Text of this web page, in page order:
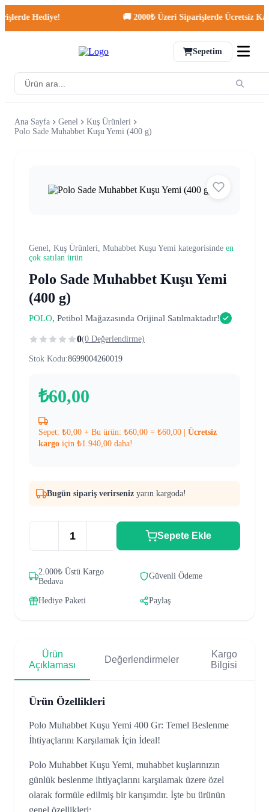
Hediye! 🚚 2000₺ Üzeri Siparişlerde Ücretsiz Kargo!
Sepetim
Ana Sayfa Genel
Kuş Ürünleri
Polo Sade Muhabbet Kuşu Yemi (400 g)
Genel, Kuş Ürünleri, Muhabbet Kuşu Yemi kategorisinde en
çok satılan ürün
Polo Sade Muhabbet Kuşu Yemi
(400 g)
POLO, Petibol Mağazasında Orijinal Satılmaktadır!
0(0 Değerlendirme)
Stok Kodu:8699004260019
₺60,00
Sepet: ₺0,00 + Bu ürün: ₺60,00 = ₺60,00
Ücretsiz
kargo için ₺1.940,00 daha!
Bugün sipariş verirseniz yarın kargoda!
Sepete Ekle
2.000₺ Üstü Kargo
Bedava
Güvenli Ödeme
Hediye Paketi Paylaş
Ürün
Açıklaması
Değerlendirmeler
Kargo
Bilgisi
Ürün Özellikleri
Polo Muhabbet Kuşu Yemi 400 Gr: Temel Beslenme
İhtiyaçlarını Karşılamak İçin İdeal!
Polo Muhabbet Kuşu Yemi, muhabbet kuşlarınızın
günlük beslenme ihtiyaçlarını karşılamak üzere özel
olarak formüle edilmiş bir karışımdır. İşte bu ürünün
genel özellikleri: